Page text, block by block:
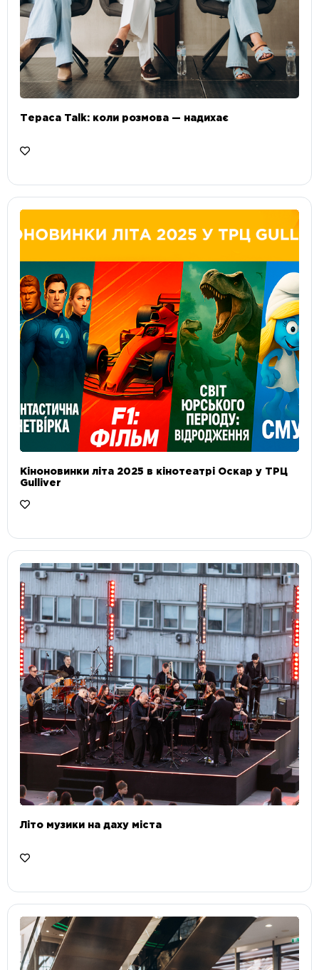
Тераса Talk: коли розмова — надихає
Кіноновинки літа 2025 в кінотеатрі Оскар у ТРЦ
Gulliver
Літо музики на даху міста